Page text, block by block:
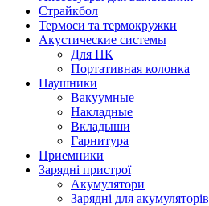
Страйкбол
Термоси та термокружки
Акустические системы
Для ПК
Портативная колонка
Наушники
Вакуумные
Накладные
Вкладыши
Гарнитура
Приемники
Зарядні пристрої
Акумулятори
Зарядні для акумуляторів